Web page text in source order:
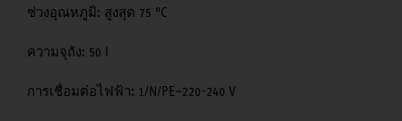
ช่วงอุณหภูมิ: สูงสุด 75 °C
ความจุถัง: 50 l
การเชื่อมต่อไฟฟ้า: 1/N/PE~220-240 V